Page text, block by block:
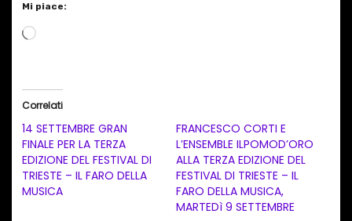
Mi piace:
C
a
m
e
Correlati
14 SETTEMBRE GRAN
FINALE PER LA TERZA
EDIZIONE DEL FESTIVAL DI
TRIESTE – IL FARO DELLA
MUSICA
FRANCESCO CORTI E
L’ENSEMBLE ILPOMOD’ORO
ALLA TERZA EDIZIONE DEL
FESTIVAL DI TRIESTE – IL
FARO DELLA MUSICA,
MARTEDì 9 SETTEMBRE